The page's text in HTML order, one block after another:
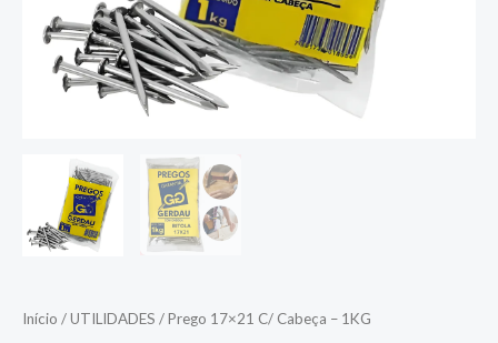
Início /UTILIDADES / Prego 17×21 C/ Cabeça – 1KG